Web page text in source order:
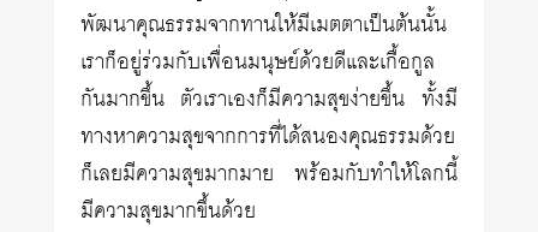
พัฒนาคุณธรรมจากทานให้มีเมตตาเป็นต้นนั้น
เราก็อยู่ร่วมกับเพื่อนมนุษย์ด้วยดีและเกื้อกูล
กันมากขึ้น ตัวเราเองก็มีความสุขง่ายขึ้น ทั้งมี
ทางหาความสุขจากการที่ได้สนองคุณธรรมด้วย
ก็เลยมีความสุขมากมาย พร้อมกับทำให้โลกนี้
มีความสุขมากขึ้นด้วย